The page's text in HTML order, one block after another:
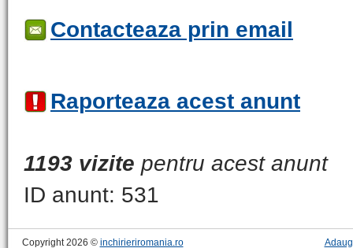
Contacteaza prin email
Raporteaza acest anunt
1193 vizite pentru acest anunt
ID anunt: 531
Copyright 2026 © inchirieriromania.ro